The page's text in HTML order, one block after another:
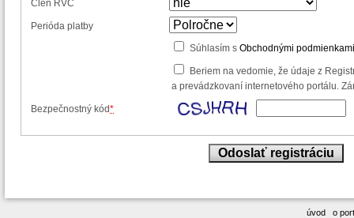
Člen RVC
Perióda platby
Súhlasím sObchodnými
Beriem na vedomie, že údaje z
a prevádzkovaní internetového portálu.
Bezpečnostný kód*
úvod o